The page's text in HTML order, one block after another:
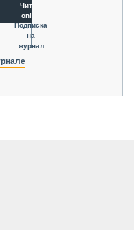
Читать
online
Подписка
на
журнал